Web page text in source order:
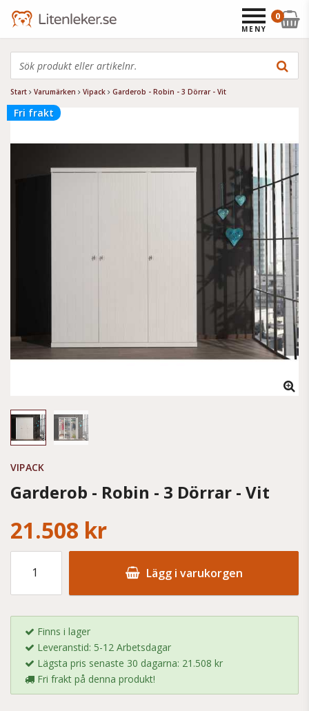
Start Varumärken Vipack Garderob - Robin - 3 Dörrar - Vit
Fri frakt
VIPACK
Garderob - Robin - 3 Dörrar - Vit
21.508 kr
Lägg i varukorgen
Finns i lager
Leveranstid: 5-12 Arbetsdagar
Lägsta pris senaste 30 dagarna: 21.508 kr
Fri frakt på denna produkt!
0
MENY